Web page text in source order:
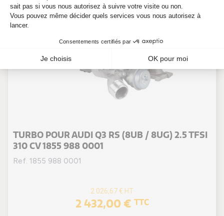
TURBO POUR AUDI Q3 RS (8UB / 8UG) 2.5 TFSI
310 CV 1855 988 0001
Ref. 1855 988 0001
2 026,67 € HT
2 432,00 € TTC